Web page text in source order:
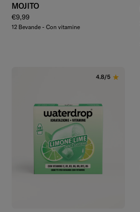
MOJITO
Prezzo regolare
€9,99
12 Bevande - Con vitamine
4.8/5